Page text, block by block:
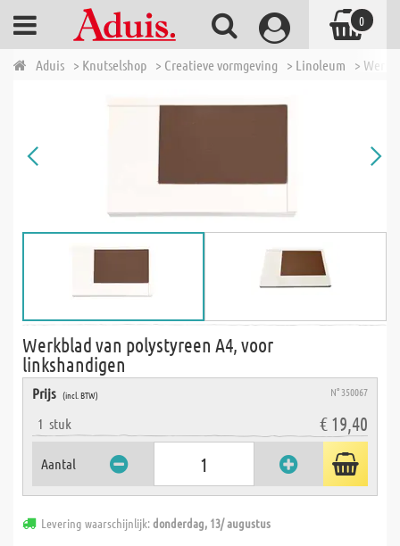
Aduis > Knutselshop > Creatieve vormgeving > Linoleum >
Werkblad van polystyreen A4, voor
linkshandigen
Prijs (incl. BTW) N° 350067
1 stuk € 19,40
Aantal
Levering waarschijnlijk:donderdag, 13/ augustus
0